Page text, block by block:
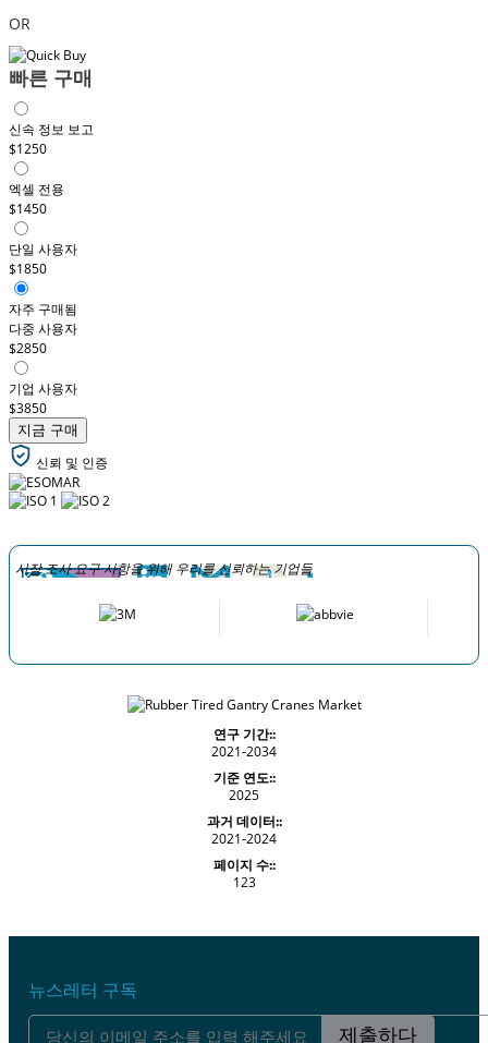
OR
빠른 구매
신속 정보 보고
$1250
엑셀 전용
$1450
단일 사용자
$1850
자주 구매됨
다중 사용자
$2850
기업 사용자
$3850
지금 구매
신뢰 및 인증
시장 조사 요구 사항을 위해 우리를 신뢰하는 기업들
연구 기간::
2021-2034
기준 연도::
2025
과거 데이터::
2021-2024
페이지 수::
123
뉴스레터 구독
제출하다